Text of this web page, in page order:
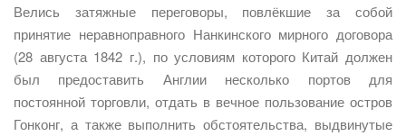
Велись затяжные переговоры, повлёкшие за собой
принятие неравноправного Нанкинского мирного договора
(28 августа 1842 г.), по условиям которого Китай должен
был предоставить Англии несколько портов для
постоянной торговли, отдать в вечное пользование остров
Гонконг, а также выполнить обстоятельства, выдвинутые